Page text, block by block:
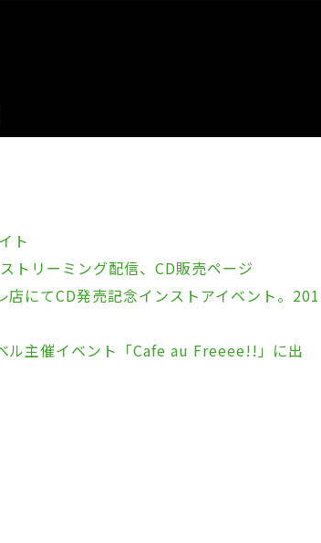
ト
トリーミング配信、CD販売ページ
にてCD発売記念インストアイベント。201
主催イベント「Cafe au Freeee!!」に出